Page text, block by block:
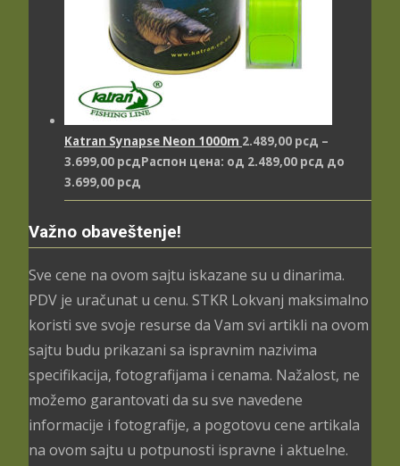
Katran Synapse Neon 1000m 2.489,00 рсд –
3.699,00 рсдРаспон цена: од 2.489,00 рсд до
3.699,00 рсд
Važno obaveštenje!
Sve cene na ovom sajtu iskazane su u dinarima.
PDV je uračunat u cenu. STKR Lokvanj maksimalno
koristi sve svoje resurse da Vam svi artikli na ovom
sajtu budu prikazani sa ispravnim nazivima
specifikacija, fotografijama i cenama. Nažalost, ne
možemo garantovati da su sve navedene
informacije i fotografije, a pogotovu cene artikala
na ovom sajtu u potpunosti ispravne i aktuelne.